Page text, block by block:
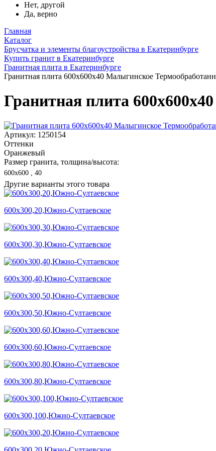
Нет, другой
Да, верно
Главная
Каталог
Брусчатка и элементы благоустройства в Екатеринбурге
Купить гранит в Екатеринбурге
Гранитная плита в Екатеринбурге
Гранитная плита 600х600x40 Малыгинское
Гранитная плита
Артикул: 1250154
Оттенки
Оранжевый
Размер гранита, толщина/высота:
600х600 , 40
Другие варианты этого товара
600х300,20,Южно-Султаевское
600х300,30,Южно-Султаевское
600х300,40,Южно-Султаевское
600х300,50,Южно-Султаевское
600х300,60,Южно-Султаевское
600х300,80,Южно-Султаевское
600х300,100,Южно-Султаевское